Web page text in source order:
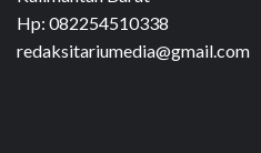
Hp: 082254510338
redaksitariumedia@gmail.com